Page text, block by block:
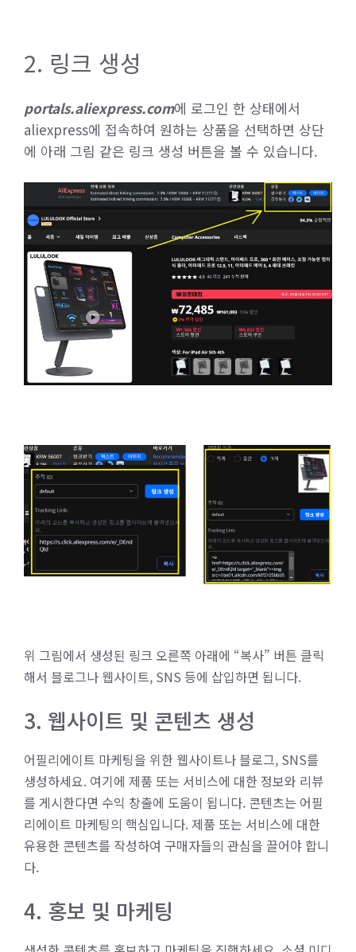
2. 링크 생성
portals.aliexpress.com에 로그인 한 상태에서
aliexpress에 접속하여 원하는 상품을 선택하면 상단
에 아래 그림 같은 링크 생성 버튼을 볼 수 있습니다.
위 그림에서 생성된 링크 오른쪽 아래에 “복사” 버튼 클릭
해서 블로그나 웹사이트, SNS 등에 삽입하면 됩니다.
3. 웹사이트 및 콘텐츠 생성
어필리에이트 마케팅을 위한 웹사이트나 블로그, SNS를
생성하세요. 여기에 제품 또는 서비스에 대한 정보와 리뷰
를 게시한다면 수익 창출에 도움이 됩니다. 콘텐츠는 어필
리에이트 마케팅의 핵심입니다. 제품 또는 서비스에 대한
유용한 콘텐츠를 작성하여 구매자들의 관심을 끌어야 합니
다.
4. 홍보 및 마케팅